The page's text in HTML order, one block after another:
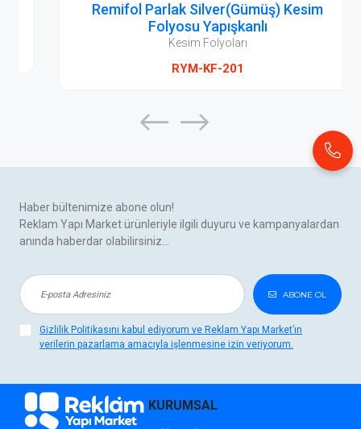
Remifol Parlak Silver(Gümüş) Kesim
Folyosu Yapışkanlı
Kesim Folyoları
RYM-KF-201
Haber bültenimize abone olun!
Reklam Yapı Market ürünleriyle ilgili duyuru ve kampanyalardan
anında haberdar olabilirsiniz...
ABONE OL
Gizlilik Politikasını kabul ediyorum ve Reklam Yapı Market’ın
verilerin pazarlama amacıyla işlenmesine izin veriyorum.
KURUMSAL